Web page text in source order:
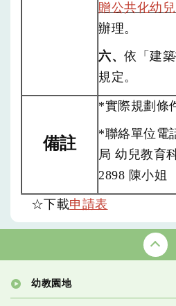
贈公共化幼
辦理。
六、 依「建
規定。
備註
*實際規劃條
*聯絡單位電
局 幼兒教育
2898 陳小姐
☆下載申請表
幼教園地